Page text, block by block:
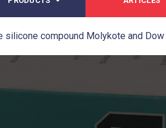
silicone compound Molykote and